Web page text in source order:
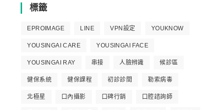
標籤
EPROIMAGE LINE VPN設定 YOUKNOW
YOUSINGAI CARE YOUSINGAI FACE
YOUSINGAI RAY 串接 人臉辨識 候診區
健保系統 健保課程 初診診間 勒索病毒
北極星 口內攝影 口碑行銷 口腔諮詢師